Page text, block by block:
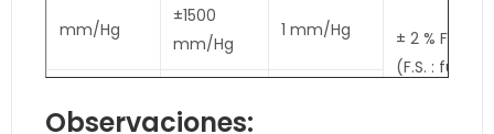
± 2 % F. S.
(F.S. : full
mm/Hg
±1500
mm/Hg
1 mm/Hg
in/Hg
inch/Hg
Observaciones: